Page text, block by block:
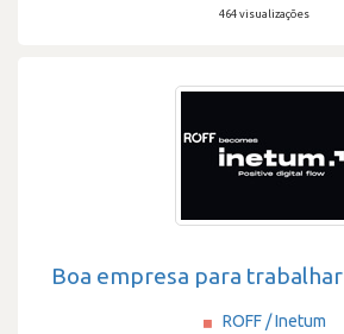
464 visualizações
Boa empresa para trabalhar
ROFF / Inetum